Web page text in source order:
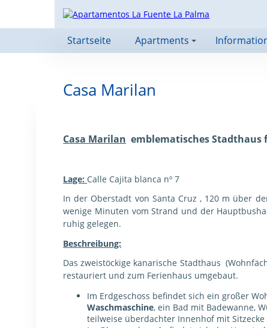
Startseite
+
Apartments
Casa Marilan
Casa Marilan emblematisches Stadthaus
Lage: Calle Cajita blanca nº 7
In der Oberstadt von Santa Cruz , 120 m über
wenige Minuten vom Strand und der
ruhig gelegen.
Beschreibung:
Das zweistöckige kanarische Stadthaus
restauriert und zum Ferienhaus umgebaut.
Im Erdgeschoss befindet sich ein großer
Waschmaschine, ein Bad mit Badewanne,
teilweise überdachter Innenhof mit Sitzecke